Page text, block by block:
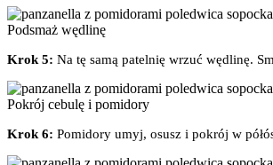
Podsmaż wędlinę
Krok 5: Na tę samą patelnię wrzuć wędlinę.
Pokrój cebulę i pomidory
Krok 6: Pomidory umyj, osusz i pokrój w